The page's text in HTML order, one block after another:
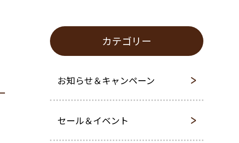
カテゴリー
お知らせ＆キャンペーン
セール＆イベント